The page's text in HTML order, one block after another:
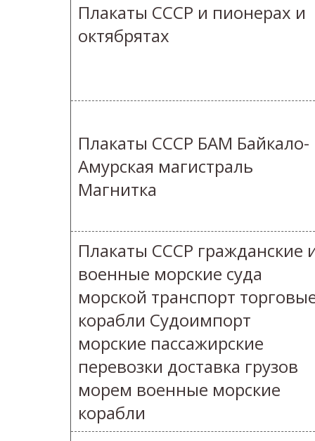
Плакаты СССР и пионерах и
октябрятах
Плакаты СССР БАМ Байкало-
Амурская магистраль
Магнитка
Плакаты СССР гражданские
военные морские суда
морской транспорт
корабли Судоимпорт
морские пассажирские
перевозки доставка грузов
морем военные морские
корабли